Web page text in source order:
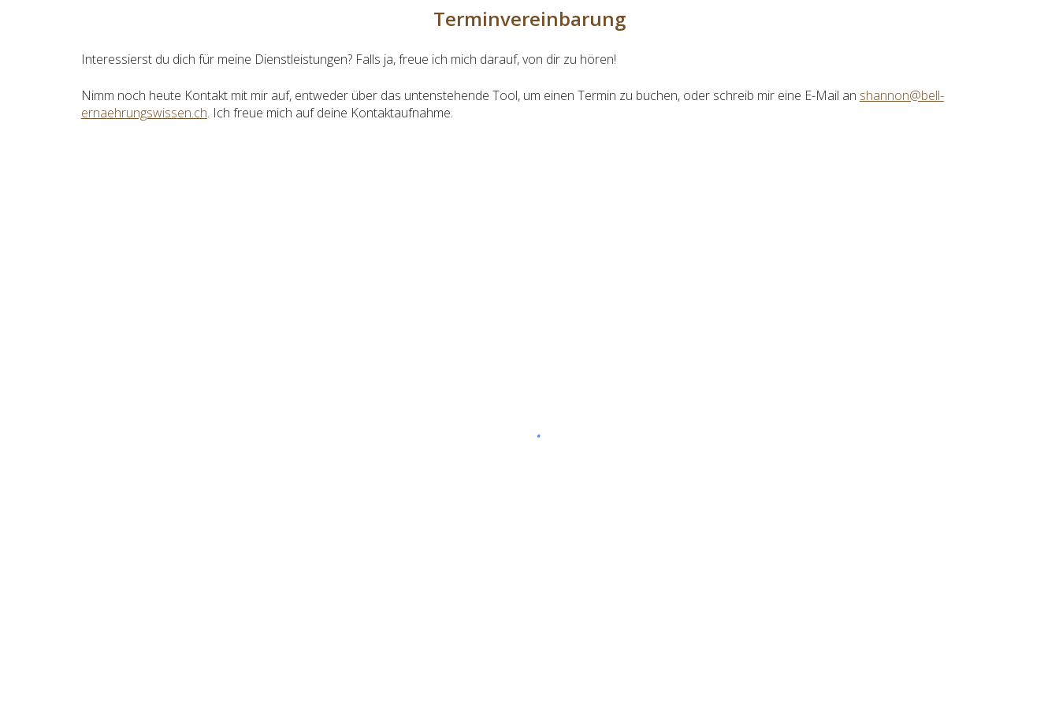
Terminvereinbarung
Interessierst du dich für meine Dienstleistungen? Falls ja, freue ich mich darauf, von dirzu hören!
Nimm noch heute Kontakt mit mir auf, entweder über das untenstehende Tool, um einen Termin zu buchen, oder schreib mir eine E-Mail an shannon@bell-
ernaehrungswissen.ch. Ich freue mich aufdeine Kontaktaufnahme.